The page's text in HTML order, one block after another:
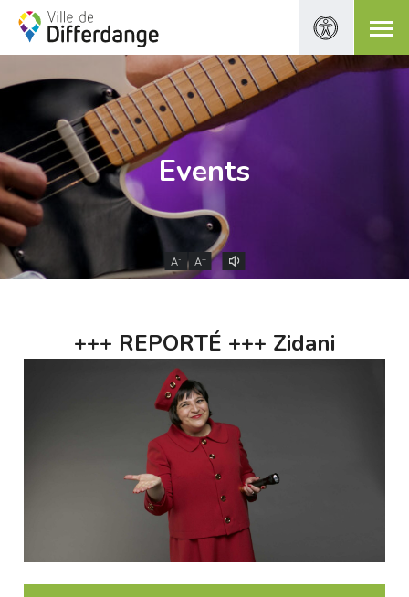
Events
A- A+
+++ REPORTÉ +++ Zidani